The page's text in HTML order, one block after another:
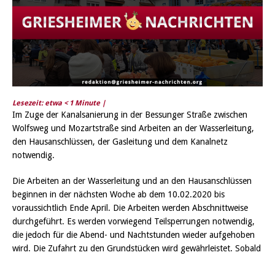
Lesezeit: etwa < 1 Minute |
Im Zuge der Kanalsanierung in der Bessunger Straße zwischen
Wolfsweg und Mozartstraße sind Arbeiten an der Wasserleitung,
den Hausanschlüssen, der Gasleitung und dem Kanalnetz
notwendig.
Die Arbeiten an der Wasserleitung und an den Hausanschlüssen
beginnen in der nächsten Woche ab dem 10.02.2020 bis
voraussichtlich Ende April. Die Arbeiten werden Abschnittweise
durchgeführt. Es werden vorwiegend Teilsperrungen notwendig,
die jedoch für die Abend- und Nachtstunden wieder aufgehoben
wird. Die Zufahrt zu den Grundstücken wird gewährleistet. Sobald